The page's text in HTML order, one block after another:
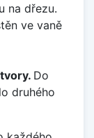
na dřezu.
ve vaně
Do
druhého